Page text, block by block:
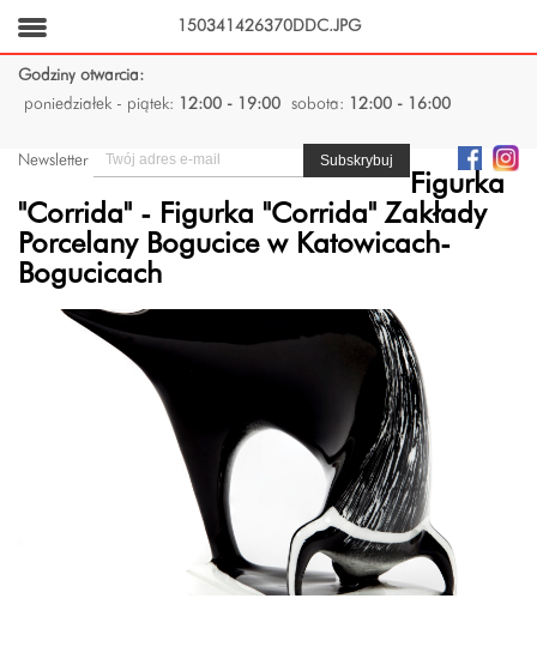
Godziny otwarcia:
poniedziałek - piątek:
12:00 - 19:00 sobota: 12:00 - 16:00
Newsletter
Figurka
"Corrida" - Figurka "Corrida" Zakłady
Porcelany Bogucice w Katowicach-
Bogucicach
150341426370DDC.JPG